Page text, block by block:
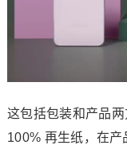
这包括包装和产品
100% 再生纸，在